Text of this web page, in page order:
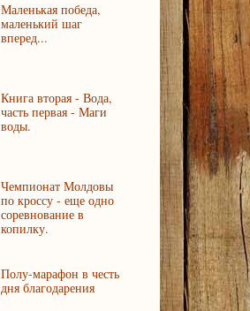
Маленькая победа,
маленький шаг
вперед...
Книга вторая - Вода,
часть первая - Маги
воды.
Чемпионат Молдовы
по кроссу - еще одно
соревнование в
копилку.
Полу-марафон в честь
дня благодарения